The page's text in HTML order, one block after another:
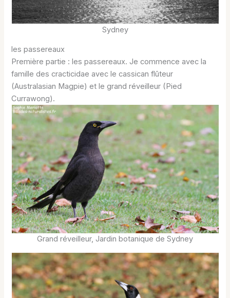
Sydney
les passereaux
Première partie : les passereaux. Je commence avec la
famille des cracticidae avec le cassican flûteur
(Australasian Magpie) et le grand réveilleur (Pied
Currawong).
Grand réveilleur, Jardin botanique de Sydney